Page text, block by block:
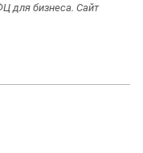
для бизнеса. Сайт